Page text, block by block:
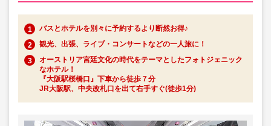
バスとホテルを別々に予約するより断然お得♪
観光、出張、ライブ・コンサートなどの一人旅に！
オーストリア宮廷文化の時代をテーマとしたフォトジェニック
なホテル！
『大阪駅桜橋口』下車から徒歩７分
JR大阪駅、中央改札口を出て右手すぐ(徒歩1分)